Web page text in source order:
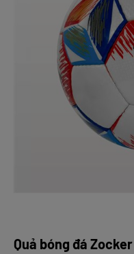
Quả bóng đá